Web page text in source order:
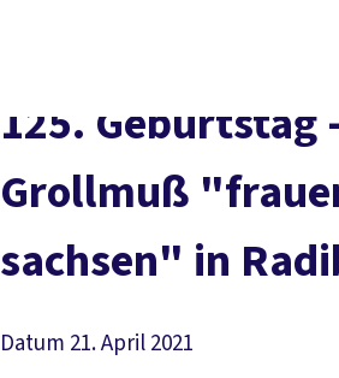
125. Ge­burts­tag
Groll­muß
sach­sen" in
Datum 21. April 2021